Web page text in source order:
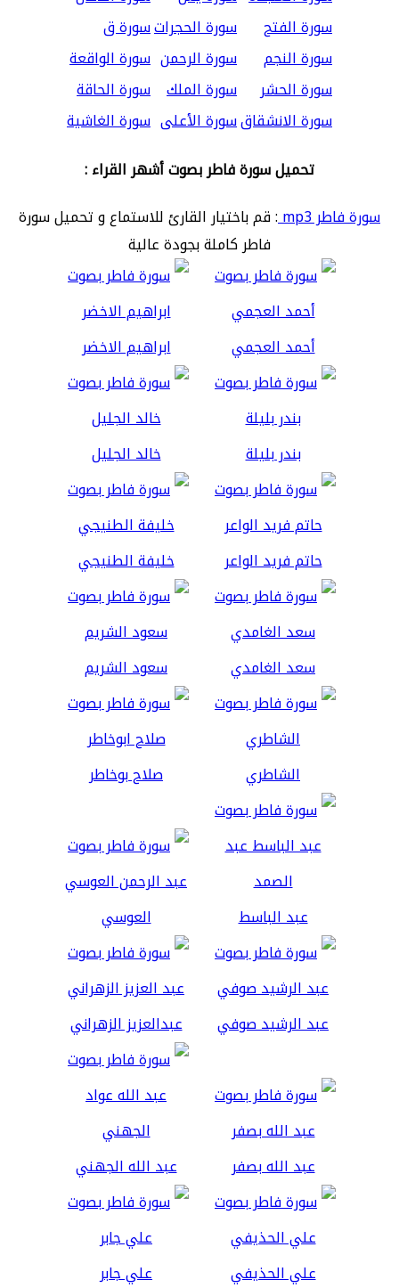
سورة الفتح
سورة الحجراتسورة ق
سورة النجم
سورة الرحمن سورة الواقعة
سورة الحشر
سورة الملك سورة الحاقة
سورة الانشقاقسورة الأعلى سورة الغاشية
تحميل سورة فاطر بصوت أشهر القراء :
سورة فاطر mp3
: قم باختيار القارئ للاستماع و تحميل سورة
فاطر كاملة بجودة عالية
أحمد العجمي ابراهيم الاخضر
بندر بليلة خالد الجليل
حاتم فريد الواعر خليفة الطنيجي
سعد الغامدي سعود الشريم
الشاطري صلاح بوخاطر
عبد الباسط العوسي
عبد الرشيد صوفي عبدالعزيز الزهراني
عبد الله بصفر عبد الله الجهني
علي الحذيفي علي جابر